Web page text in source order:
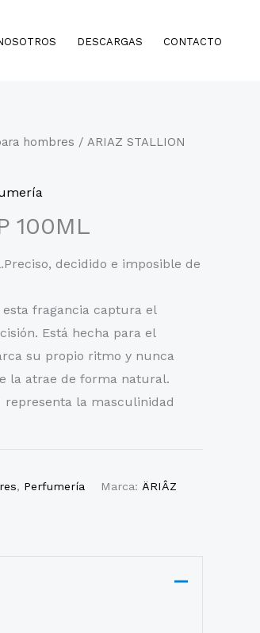
DESCARGAS CONTACTO
hombres / ARIAZ STALLION
100ML
decidido e imposible de
fragancia captura el
Está hecha para el
su propio ritmo y nunca
la atrae de forma natural.
representa la masculinidad
, Perfumería Marca: ÄRIÂZ